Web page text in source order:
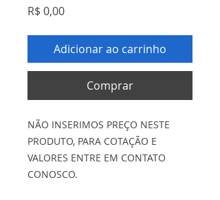
R$ 0,00Preço
Adicionar ao carrinho
Comprar
NÃO INSERIMOS PREÇO NESTE
PRODUTO, PARA COTAÇÃO E
VALORES ENTRE EM CONTATO
CONOSCO.